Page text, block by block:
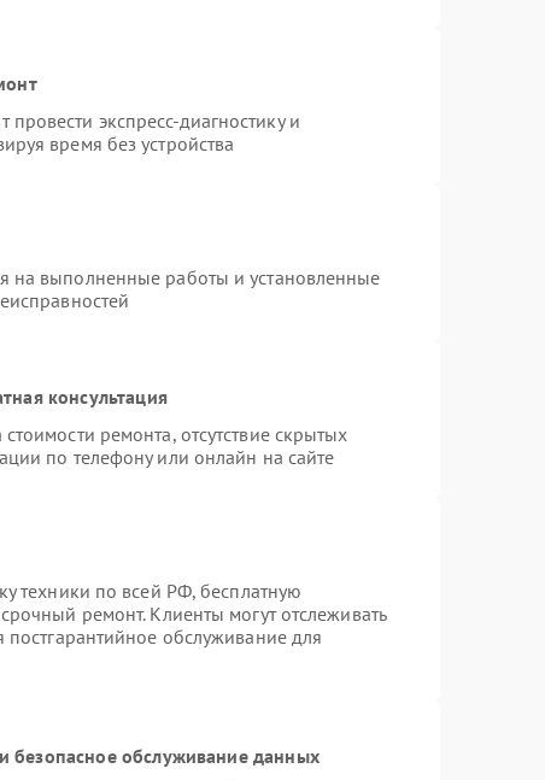
экспресс-диагностику и
время без устройства
на выполненные работы и установленные
консультация
ремонта, отсутствие скрытых
по телефону или онлайн на сайте
техники по всей РФ, бесплатную
ремонт. Клиенты могут отслеживать
постгарантийное обслуживание для
обслуживание данных